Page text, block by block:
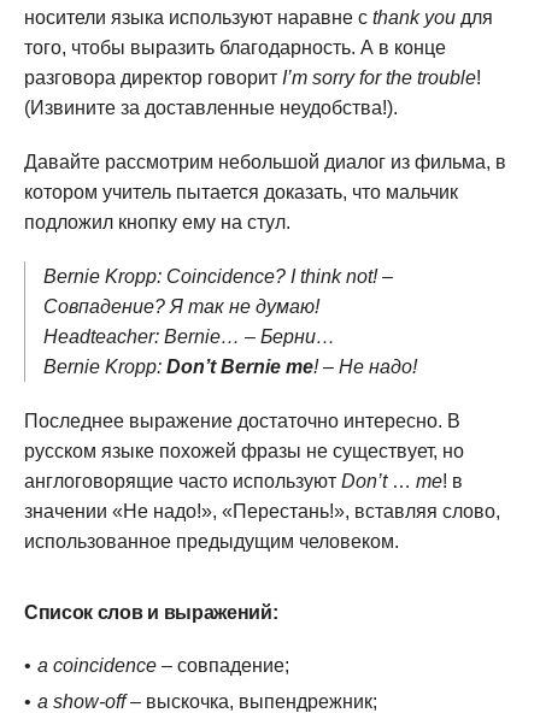
носители языка используют наравне с thank you для
того, чтобы выразить благодарность. А в конце
разговора директор говорит I’m sorry for the trouble!
(Извините за доставленные неудобства!).
Давайте рассмотрим небольшой диалог из фильма, в
котором учитель пытается доказать, что мальчик
подложил кнопку ему на стул.
Bernie Kropp: Coincidence? I think not! –
Совпадение? Я так не думаю!
Headteacher: Bernie… – Берни…
Bernie Kropp: Don’t Bernie me! – Не надо!
Последнее выражение достаточно интересно. В
русском языке похожей фразы не существует, но
англоговорящие часто используют Don’t… me! в
значении «Не надо!», «Перестань!», вставляя слово,
использованное предыдущим человеком.
Список слов и выражений:
a coincidence – совпадение;
a show-off– выскочка, выпендрежник;